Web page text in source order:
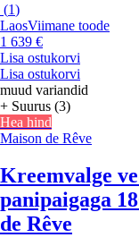
(1)
LaosViimane toode
1 639 €
Lisa ostukorvi
Lisa ostukorvi
muud variandid
+ Suurus (3)
Hea hind
Maison de Rêve
Kreemvalge
panipaigaga
de Rêve